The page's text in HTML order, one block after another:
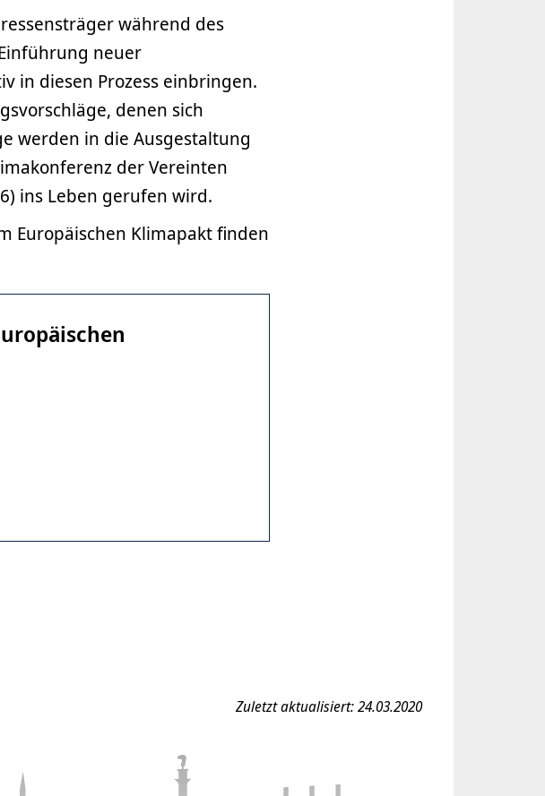
während des
neuer
in diesen Prozess einbringen.
denen sich
werden in die Ausgestaltung
der Vereinten
ins Leben gerufen wird.
Europäischen Klimapakt finden
Zuletzt aktualisiert: 24.03.2020